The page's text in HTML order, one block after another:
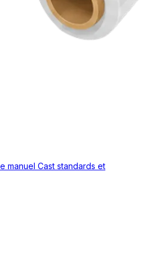
manuel Cast standards et